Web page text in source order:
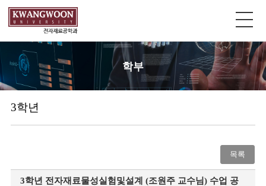
학부
3학년
목록
3학년 전자재료물성실험및설계 (조원주 교수님) 수업 공